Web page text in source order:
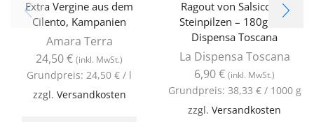
Extra Vergine aus dem
Cilento, Kampanien
Amara Terra
24,50€ (inkl. MwSt.)
Grundpreis:24,50€ / l
zzgl. Versandkosten
Ragout von Salsiccia &
Steinpilzen – 180g – La
Dispensa Toscana
La Dispensa Toscana
6,90€ (inkl. MwSt.)
Grundpreis: 38,33 €/ 1000 g
zzgl.Versandkosten